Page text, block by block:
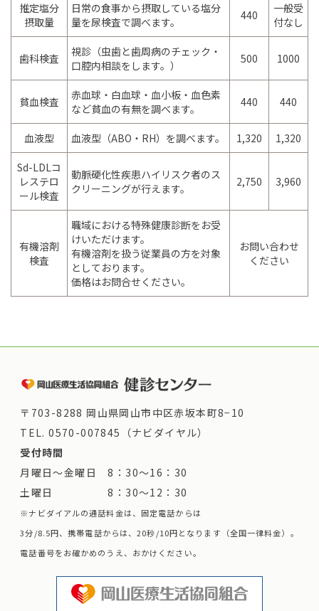
推定塩分
摂取量
日常の食事から摂取している塩分
量を尿検査で調べます。
440
一般受
付なし
歯科検査
視診（虫歯と歯周病のチェック・
口腔内相談をします。）
500 1000
貧血検査
赤血球・白血球・血小板・血色素
など貧血の有無を調べます。
440 440
血液型 血液型（ABO・RH）を調べます。 1,320 1,320
Sd-LDLコ
レステロ
ール検査
動脈硬化性疾患ハイリスク者のス
クリーニングが行えます。
2,750 3,960
有機溶剤
検査
職域における特殊健康診断をお受
けいただけます。
有機溶剤を扱う従業員の方を対象
としております。
価格はお問合せください。
お問い合わせ
ください
〒703-8288 岡山県岡山市中区赤坂本町8−10
TEL.0570-007845（ナビダイヤル）
受付時間
月曜日～金曜日 8：30～16：30
土曜日 8：30～12：30
※ナビダイアルの通話料金は、固定電話からは
3分/8.5円、携帯電話からは、20秒/10円となります（全国一律料金）。
電話番号をお確かめのうえ、おかけください。